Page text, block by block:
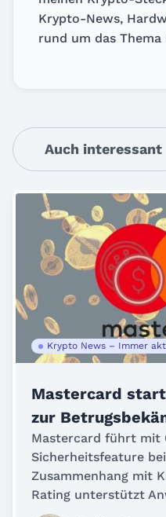
Krypto-News,
rund um das
Auch interessant
Krypto News – Immer
Mastercard
zur
Mastercard führt mit
Sicherheitsfeature
Zusammenhang mit
Rating unterstützt